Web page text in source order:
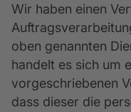
Wir haben einen
oben genannten
handelt es sich um
vorgeschriebenen
dass dieser die